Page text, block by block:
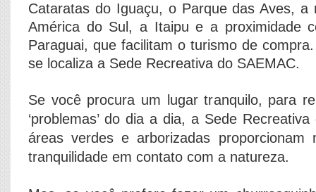
Cataratas do Iguaçu, o Parque das Aves, a
América do Sul, a Itaipu e a proximidade
Paraguai, que facilitam o turismo de
se localiza a Sede Recreativa do SAEMAC.
Se você procura um lugar tranquilo, para
‘problemas’ do dia a dia, a Sede
áreas verdes e arborizadas proporcionam
tranquilidade em contato com a natureza.